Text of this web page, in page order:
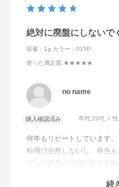
絶対に廃盤にしないで
容量：1g カラー：015P
使った満足度:★★★★★
no name
購入確認済み 年代:20代
何年もリピートしています。
粉飛び全然しないし、発色
ブルベの方には特におすすめ
続